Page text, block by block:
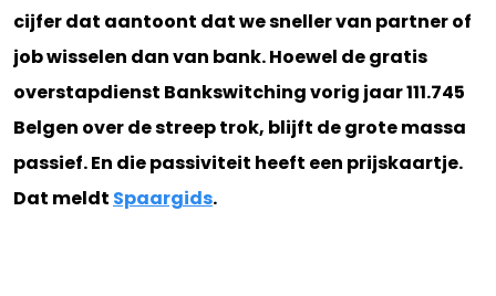
cijfer dat aantoont dat we sneller van partner of
job wisselen dan van bank. Hoewel de gratis
overstapdienst Bankswitching vorig jaar 111.745
Belgen over de streep trok, blijft de grote massa
passief. En die passiviteit heeft een prijskaartje.
Dat meldt Spaargids.